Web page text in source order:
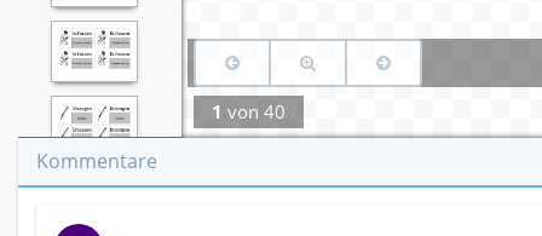
1 von 40
Kommentare